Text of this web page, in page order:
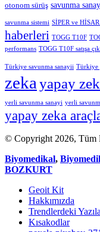
otonom sürüş savunma
savunma sistemi SİPER ve
haberleri TOGG T10F
performans TOGG T10F satışa
Türkiye savunma sanayii Türkiye
zeka yapay
yerli savunma sanayi yerli
yapay zeka
© Copyright 2026, Tüm
Biyomedikal,
BOZKURT
Geoit Kit
Hakkımızda
Trendlerdeki
Kısakodlar